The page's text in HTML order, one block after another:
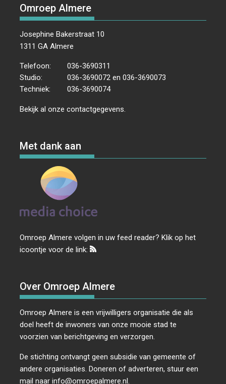
Omroep Almere
Josephine Bakerstraat 10
1311 GA Almere
Telefoon:
036-3690311
Studio:
036-3690072 en 036-3690073
Techniek:
036-3690074
Bekijk al onzecontactgegevens
Met dank aan
Omroep Almere volgen in uw feed reader? Klik op het
icoontje voor de link:
Over Omroep Almere
Omroep Almere is een vrijwilligers organisatie die als
doel heeft de inwoners van onze mooie stad te
voorzien van berichtgeving en verzorgen.
De stichting ontvangt geen subsidie van gemeente of
andere organisaties. Doneren of adverteren, stuur een
mail naarinfo@omroepalmere.nl.